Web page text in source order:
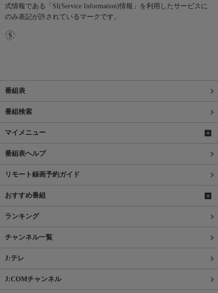
式情報である「SI(Service Information)情報」を利用したサービスに
のみ表記が許されているマークです。
番組表
番組検索
マイメニュー
番組表ヘルプ
リモート録画予約ガイド
おすすめ番組
ランキング
チャンネル一覧
J:テレ
J:COMチャンネル